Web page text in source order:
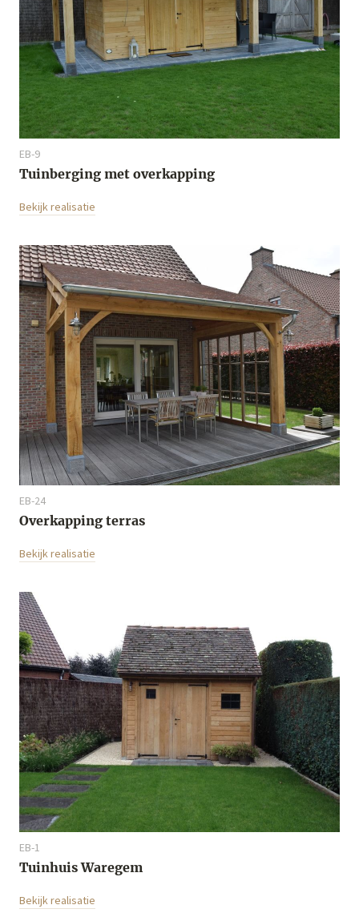
EB-9
Tuinberging met overkapping
Bekijk realisatie
EB-24
Overkapping terras
Bekijk realisatie
EB-1
Tuinhuis Waregem
Bekijk realisatie